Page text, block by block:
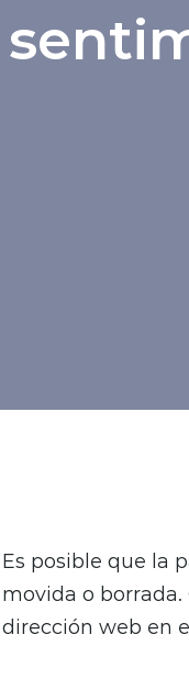
Es posible que la
movida o
dirección web en